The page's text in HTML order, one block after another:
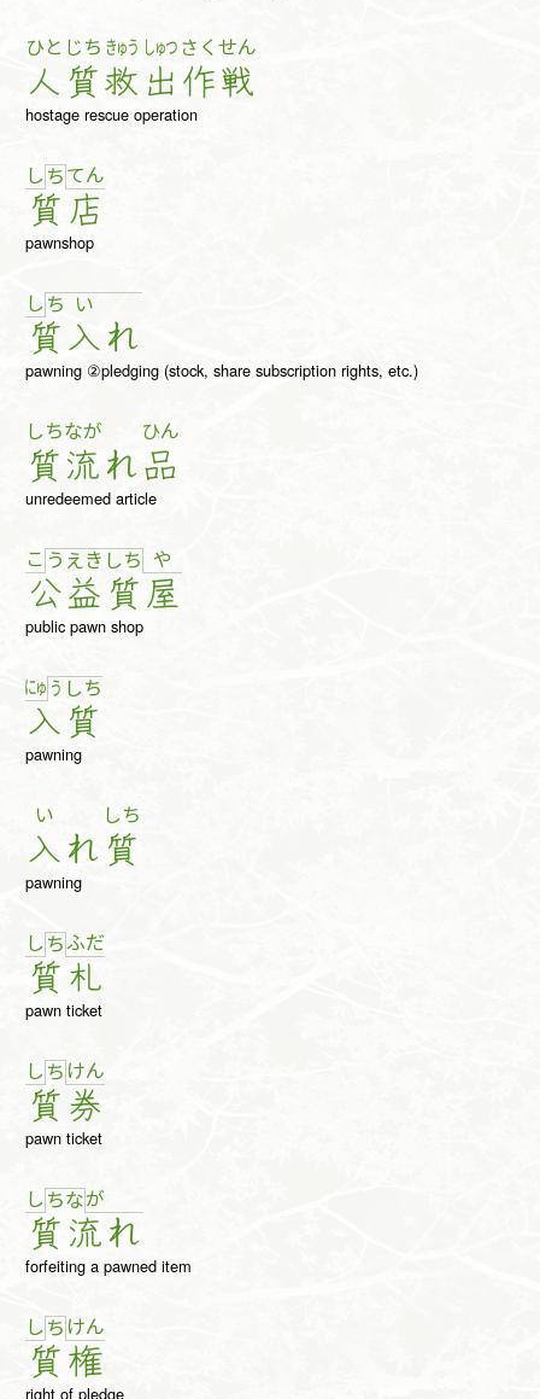
ひと
人
じち
質
きゅう
救
しゅつ
出
さく
作
せん
戦
hostage rescue operation
し ち
質
てん
店
pawnshop
し ち
質
い
入れ
pawning ②pledging (stock, share subscription rights, etc.)
しち
質
なが
流れ
ひん
品
unredeemed article
こ う
公
え き
益
しち
質
や
屋
public pawn shop
にゅ う
入
しち
質
pawning
い
入れ
しち
質
pawning
し ち
質
ふだ
札
pawn ticket
し ち
質
けん
券
pawn ticket
し ち
質
なが
流れ
forfeiting a pawned item
し ち
質
けん
権
right of pledge